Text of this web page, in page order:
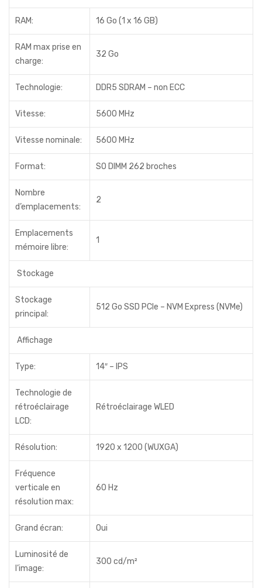
RAM: 16 Go (1 x 16 GB)
RAM max prise en
charge:
32 Go
Technologie: DDR5 SDRAM – non ECC
Vitesse: 5600 MHz
Vitesse nominale: 5600 MHz
Format: SO DIMM 262 broches
Nombre
d’emplacements:
2
Emplacements
mémoire libre:
1
Stockage
Stockage
principal:
512 Go SSD PCIe – NVM Express (NVMe)
Affichage
Type: 14″ – IPS
Technologie de
rétroéclairage
LCD:
Rétroéclairage WLED
Résolution: 1920 x 1200 (WUXGA)
Fréquence
verticale en
résolution max:
60 Hz
Grand écran: Oui
Luminosité de
l’image:
300 cd/m²